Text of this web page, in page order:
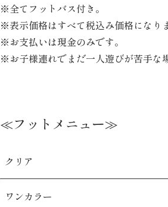
※全てフットバス付き。
※表示価格はすべて税込み価格になり
※お支払いは現金のみです。
※お子様連れでまだ一人遊びが苦手な
≪フットメニュー≫
クリア
ワンカラー